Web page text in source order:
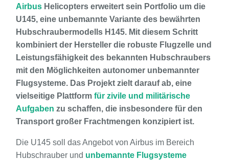
AirbusHelicopters erweitert sein Portfolio um die
U145, eine unbemannte Variante des bewährten
Hubschraubermodells H145. Mit diesem Schritt
kombiniert der Hersteller die robuste Flugzelle und
Leistungsfähigkeit des bekannten Hubschraubers
mit den Möglichkeiten autonomer unbemannter
Flugsysteme. Das Projekt zielt darauf ab, eine
vielseitige Plattform für zivile und militärische
Aufgaben zu schaffen, die insbesondere für den
Transport großer Frachtmengen konzipiert ist.
Die U145 soll das Angebot von Airbus im Bereich
Hubschrauber und unbemannte Flugsysteme